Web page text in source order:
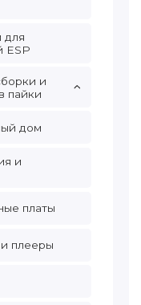
для
ESP
и
пайки
дом
и
платы
плееры